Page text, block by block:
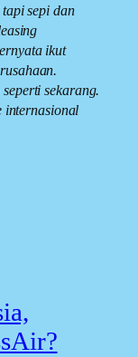
sepi dan
ikut
sekarang.
internasional